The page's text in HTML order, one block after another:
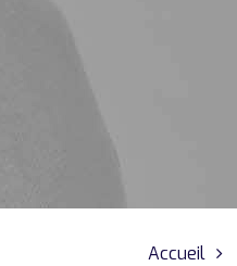
Accueil